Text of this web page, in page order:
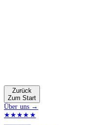
Zurück
Zum Start
Über uns →
★★★★★